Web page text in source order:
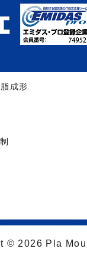
成形
© 2026 Pla